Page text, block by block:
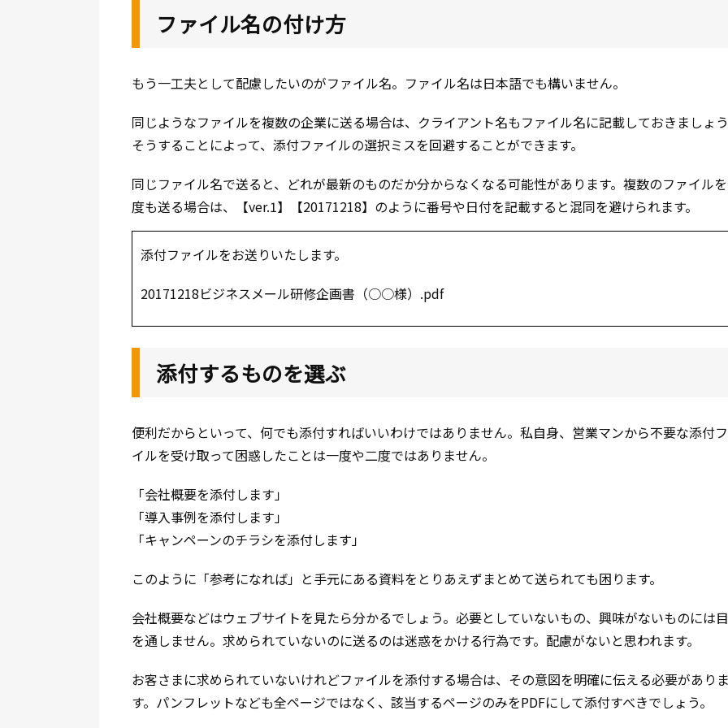
ファイル名の付け方
もう一工夫として配慮したいのがファイル名。ファイル名は日本語でも構いません。
同じようなファイルを複数の企業に送る場合は、クライアント名もファイル名に記載しておきましょ
そうすることによって、添付ファイルの選択ミスを回避することができます。
同じファイル名で送ると、どれが最新のものだか分からなくなる可能性があります。複数のファイル
度も送る場合は、【ver.1】【20171218】のように番号や日付を記載すると混同を避けられます。
添付ファイルをお送りいたします。
20171218ビジネスメール研修企画書（○○様）.pdf
添付するものを選ぶ
便利だからといって、何でも添付すればいいわけではありません。私自身、営業マンから不要な添付
イルを受け取って困惑したことは一度や二度ではありません。
「会社概要を添付します」
「導入事例を添付します」
「キャンペーンのチラシを添付します」
このように「参考になれば」と手元にある資料をとりあえずまとめて送られても困ります。
会社概要などはウェブサイトを見たら分かるでしょう。必要としていないもの、興味がないものには目
を通しません。求められていないのに送るのは迷惑をかける行為です。配慮がないと思われます。
お客さまに求められていないけれどファイルを添付する場合は、その意図を明確に伝える必要があり
す。パンフレットなども全ページではなく、該当するページのみをPDFにして添付すべきでしょう。